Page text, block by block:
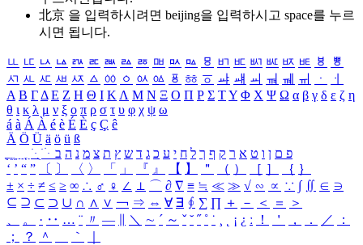
北京 을 입력하시려면 beijing을 입력하시고 space를 누르
시면 됩니다.
ㅥ ㅦ ㅧ ㅨ ㅩ ㅪ ㅫ ㅬ ㅭ ㅮ ㅯ ㅰ ㅱ ㅲ ㅳ ㅴ ㅵ ㅶ ㅷ ㅸ
ㅹ
ㅺ ㅻ ㅼ ㅽ ㅾ ㅿ ㆀ ㆁ ㆂ ㆃ ㆄ ㆅ ㆆ ㆇ ㆈ ㆉ ㆊ ㆋ ㆌ ㆍ
ㆎ
Α Β ΓΔ Ε Ζ Η Θ Ι ΚΛ Μ Ν Ξ Ο Π Ρ Σ ΤΥ Φ Χ Ψ Ω α β γ δ ε ζ η
θ ι κ λ μ ν ξ ο π ρ σ τ υ φ χ ψ ω
á à Á À é è É È ç Ç ê
Ä Ö Ü ä ö ü ß
ִֶֹ ֻּ ׁׂ פ ם ן ו ט א ר ק ף ך ל ח י ע כ ג ד ש ץ ת צ מ נ ה ב
‘ ’ “ ” 〔 〕 〈 〉 「 」 『 』 【 】 ＂ （ ） ［ ］ ｛ ｝
± × ÷ ≠ ≤ ≥ ∞ ∴ ♂ ♀ ∠ ⊥ ⌒ ∂ ∇ ≡ ≒ ≪ ≫ √ ∽ ∝ ∵ ∫ ∬ ∈ ∋
⊆ ⊇ ⊂ ⊃ ∪ ∩ ∧ ∨ ￢ ⇒ ⇔ ∀ ∃ ∮ ∑ ∏ ＋ － ＜ ＝
＞
、
。 · ‥ … ¨ 〃 ― ＼ ∼ ´ ～ ˇ ˘ ˝ ˚ ˙ ¸ ¡ ¿ ː ！ ＇ ， ． ／
：
；
？ ＾ ｀